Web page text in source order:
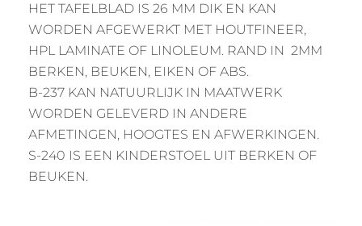
HET TAFELBLAD IS 26 MM DIK EN KAN
WORDEN AFGEWERKT MET HOUTFINEER,
HPL LAMINATE OF LINOLEUM. RAND IN 2MM
BERKEN, BEUKEN, EIKEN OF ABS.
B-237 KAN NATUURLIJK IN MAATWERK
WORDEN GELEVERD IN ANDERE
AFMETINGEN, HOOGTES EN AFWERKINGEN.
S-240 IS EEN KINDERSTOEL UIT BERKEN OF
BEUKEN.